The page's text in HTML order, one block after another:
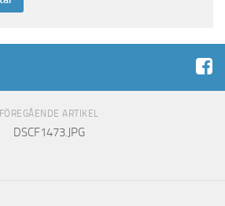
FÖREGÅENDE ARTIKEL
DSCF1473.JPG